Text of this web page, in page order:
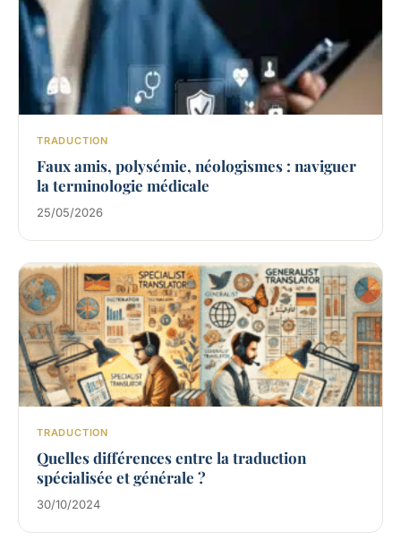
TRADUCTION
Faux amis, polysémie, néologismes : naviguer
la terminologie médicale
25/05/2026
TRADUCTION
Quelles différences entre la traduction
spécialisée et générale ?
30/10/2024